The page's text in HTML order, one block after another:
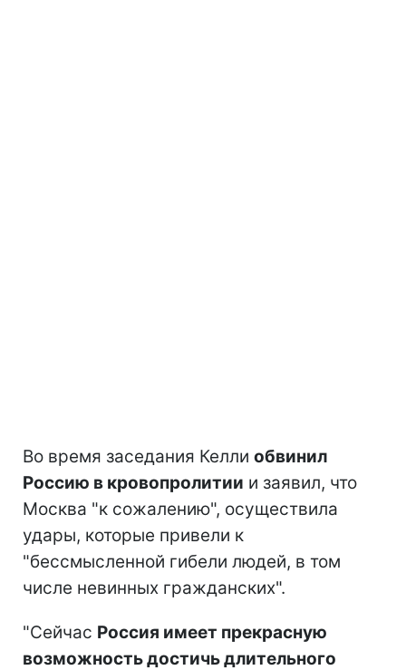
Во время заседания Келли обвинил
Россию в кровопролитии и заявил, что
Москва "к сожалению", осуществила
удары, которые привели к
"бессмысленной гибели людей, в том
числе невинных гражданских".
"Сейчас Россия имеет прекрасную
возможность достичь длительного